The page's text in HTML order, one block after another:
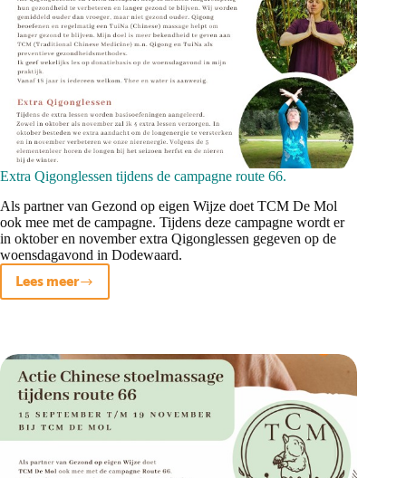
Extra Qigonglessen tijdens de campagne route 66.
Als partner van Gezond op eigen Wijze doet TCM De Mol
ook mee met de campagne. Tijdens deze campagne wordt er
in oktober en november extra Qigonglessen gegeven op de
woensdagavond in Dodewaard.
Lees meer
Extra
Qigonglessen
campagne
route
66.